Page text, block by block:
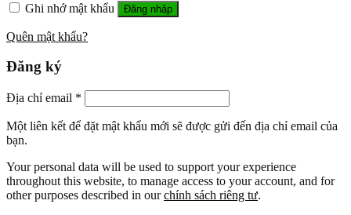
Ghi nhớ mật khẩu Đăng nhập
Quên mật khẩu?
Đăng ký
Địa chỉ email *
Một liên kết để đặt mật khẩu mới sẽ được gửi đến địa chỉ email của
bạn.
Your personal data will be used to support your experience
throughout this website, to manage access to your account, and for
other purposes described in ourchính sách riêng tư.